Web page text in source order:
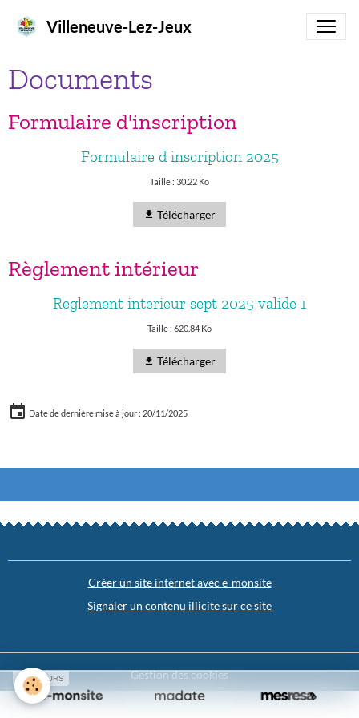
Villeneuve-Lez-Jeux
Documents
Formulaire d'inscription
Formulaire d inscription 2025
Taille : 30.22 Ko
Télécharger
Règlement intérieur
Reglement interieur sept 2025 valide 1
Taille : 620.84 Ko
Télécharger
Date de dernière mise à jour : 20/11/2025
Créer un site internet avec e-monsite
Signaler un contenu illicite sur ce site
Gestion des cookies
SPONSORS